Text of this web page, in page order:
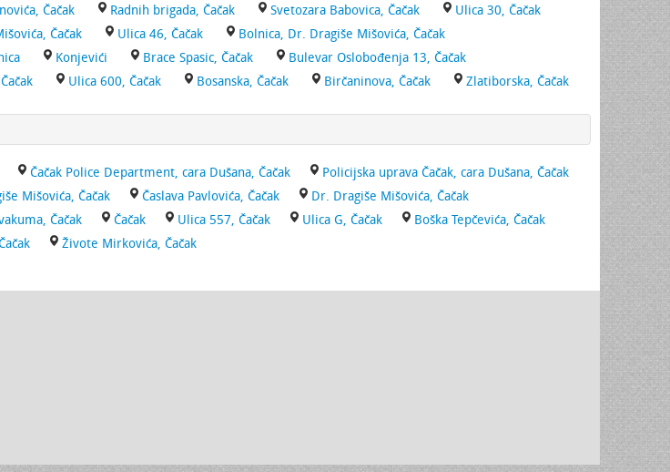
Čačak Radnih brigada, Čačak Svetozara Babovica, Čačak
Ulica 30, Čačak
Čačak Ulica 46, Čačak
Bolnica, Dr. Dragiše Mišovića, Čačak
Konjevići Brace Spasic, Čačak
Bulevar Oslobođenja 13, Čačak
Ulica 600, Čačak Bosanska, Čačak Birčaninova, Čačak Zlatiborska, Čačak
Čačak Police Department, cara Dušana, Čačak
Policijska uprava Čačak, cara Dušana, Čačak
Mišovića, Čačak Časlava Pavlovića, Čačak
Dr. Dragiše Mišovića, Čačak
Čačak Čačak Ulica 557, Čačak Ulica G, Čačak
Boška Tepčevića, Čačak
Živote Mirkovića, Čačak